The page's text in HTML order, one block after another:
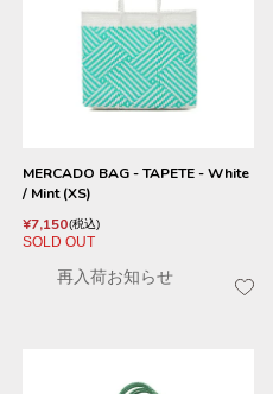
MERCADO BAG - TAPETE - White
/ Mint (XS)
¥7,150 税込
SOLD OUT
再入荷お知らせ